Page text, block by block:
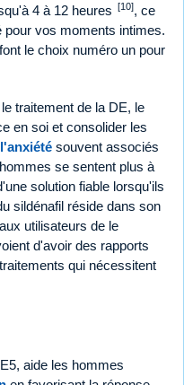
4 à 12 heures [10], ce
pour vos moments intimes.
le choix numéro un pour
traitement de la DE, le
en soi et consolider les
souvent associés
se sentent plus à
solution fiable lorsqu'ils
sildénafil réside dans son
utilisateurs de le
d'avoir des rapports
qui nécessitent
aide les hommes